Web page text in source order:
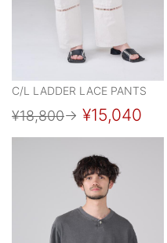
C/L LADDER LACE PANTS
¥18,800→ ¥15,040